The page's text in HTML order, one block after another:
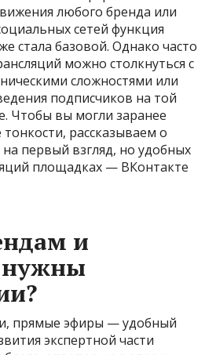
любого бренда или
сетей функция
стала базовой. Однако часто
можно столкнуться с
сложностями или
подписчиков на той
Чтобы вы могли заранее
рассказываем о
первый взгляд, но удобных
площадках — ВКонтакте
и
нужны
прямые эфиры — удобный
экспертной части